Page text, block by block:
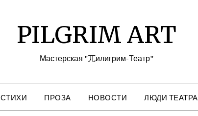
PILGRIM ART
Мастерская "兀илигрим-Театр"
СТИХИ ПРОЗА НОВОСТИ ЛЮДИ ТЕАТРА